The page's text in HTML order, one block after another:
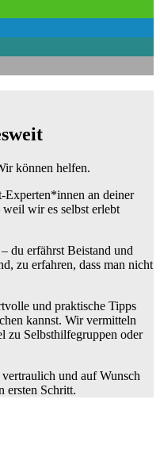
können helfen.
Experten*innen an deiner
wir es selbst erlebt
du erfährst Beistand und
zu erfahren, dass man nicht
und praktische Tipps
kannst. Wir vermitteln
zu Selbsthilfegruppen oder
und auf Wunsch
ersten Schritt.